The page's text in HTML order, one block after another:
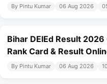
By Pintu Kumar 06 Aug 2026
Bihar DElEd Result
Rank Card & Result
By Pintu Kumar 06 Aug 2026